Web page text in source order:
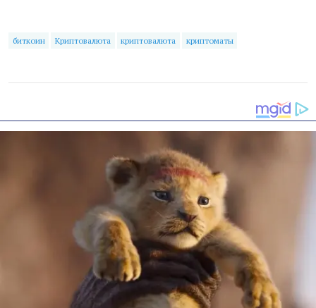
биткоин Криптовалюта криптовалюта криптоматы